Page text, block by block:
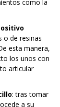
como la
o de resinas
esta manera,
los unos con
articular
: tras tomar
a su